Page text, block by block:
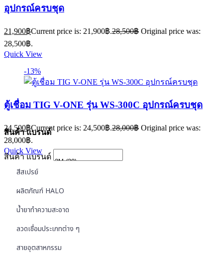
อุปกรณ์ครบชุด
21,900฿Current price is: 21,900฿.28,500฿ Original price was:
28,500฿.
Quick View
-13%
ตู้เชื่อม TIG V-ONE รุ่น WS-300C อุปกรณ์ครบชุด
24,500฿Current price is: 24,500฿.28,000฿ Original price was:
28,000฿.
Quick View
สินค้า แบรนด์
สินค้า แบรนด์
สีสเปรย์
ผลิตภัณฑ์ HALO
น้ำยาทำความสะอาด
ลวดเชื่อมประเภทต่าง ๆ
สายอุตสาหกรรม